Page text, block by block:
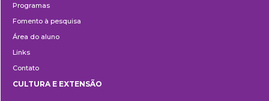
Programas
Fomento à pesquisa
Área do aluno
Links
Contato
CULTURA E EXTENSÃO